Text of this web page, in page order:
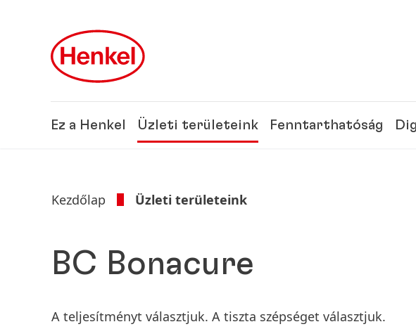
Ez a Henkel Üzleti területeink Fenntarthatóság
Kezdőlap Üzleti területeink
BC Bonacure
A teljesítményt választjuk. A tiszta szépséget választjuk.